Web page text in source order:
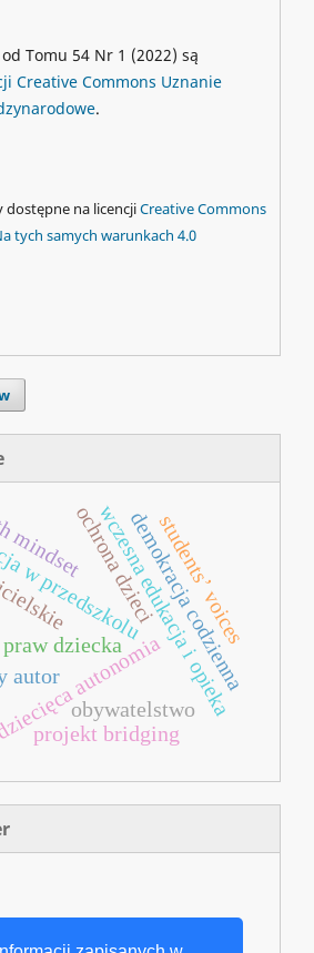
Tomu 54 Nr 1 (2022) są
Creative Commons Uznanie
.
dostępne na licencjiCreative Commons
tych samych warunkach 4.0
wczesna edukacja i opieka
autonomia
przedszkolu
autor
dziecka
ochrona dzieci
obywatelstwo
projekt bridging
demokracja codzienna
students’ voices